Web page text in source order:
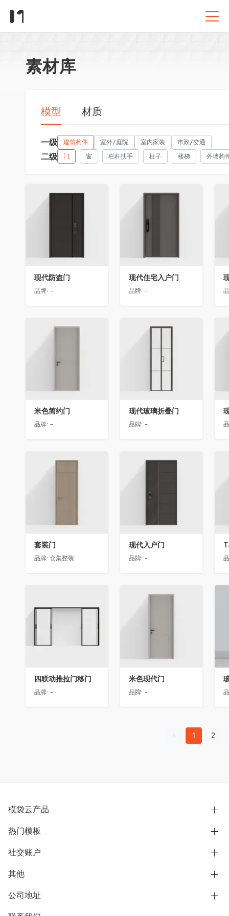
素材库
模型 材质
一级 建筑构件 室外/庭院 室内家装 市政/交通
二级 门 窗 栏杆扶手 柱子 楼梯 外墙构
收藏
现代防盗门
品牌: -
收藏
现代住宅入户门
品牌: -
收藏
米色简约门
品牌: -
收藏
现代玻璃折叠门
品牌: -
收藏
套装门
品牌: 仓集整装
收藏
现代入户门
品牌: -
四联动推拉门移门
品牌: -
收藏
米色现代门
品牌: -
1 2
模袋云产品
别墅设计营销
模型协同展示分享
别墅社区
热门模板
欧式别墅
中式别墅
社交账户
B站
抖音
微信公众号
其他
用户服务协议
隐私政策
公司地址